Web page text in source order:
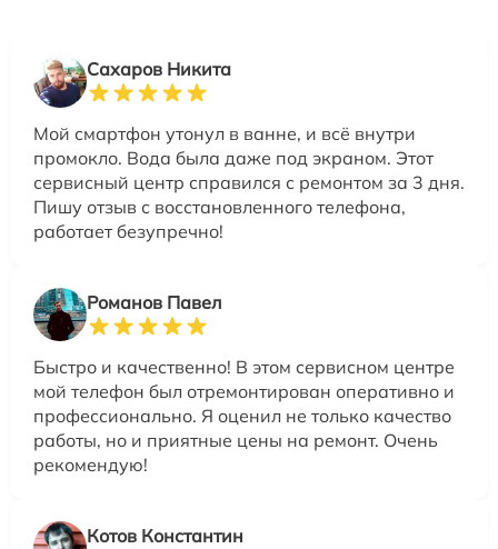
Сахаров Никита
Мой смартфон утонул в ванне, и всё внутри
промокло. Вода была даже под экраном. Этот
сервисный центр справился с ремонтом за 3 дня.
Пишу отзыв с восстановленного телефона,
работает безупречно!
Романов Павел
Быстро и качественно! В этом сервисном центре
мой телефон был отремонтирован оперативно и
профессионально. Я оценил не только качество
работы, но и приятные цены на ремонт. Очень
рекомендую!
Котов Константин